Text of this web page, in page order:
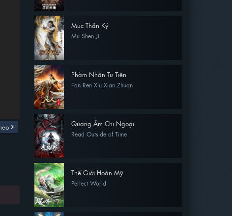
Mục Thần Ký
Mu Shen Ji
Phàm Nhân Tu Tiên
Fan Ren Xiu Xian Zhuan
Quang Âm Chi Ngoại
Read Outside of Time
Thế Giới Hoàn Mỹ
Perfect World